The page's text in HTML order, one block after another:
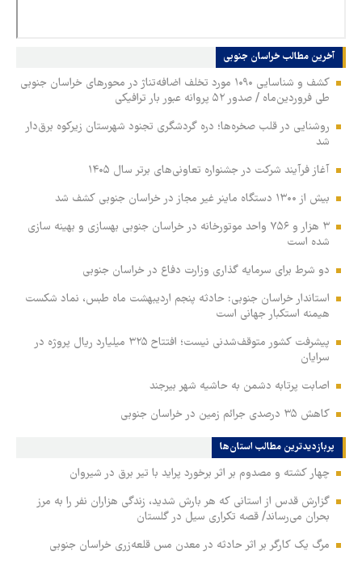
آخرین مطالب‏‏‏‏‏ خراسان جنوبی
کشف و شناسایی ۱۰۹۰ مورد تخلف اضافه‌تناژ در محورهای خراسان جنوبی
طی فروردین‌ماه / صدور ۵۲ پروانه عبور بار ترافیکی
روشنایی در قلب صخره‌ها؛ دره گردشگری تجنود شهرستان زیرکوه برق‌دار
شد
آغاز فرآیند شرکت در جشنواره تعاونی‌های برتر سال ۱۴۰۵
بیش از ۱۳۰۰ دستگاه ماینر غیر مجاز در خراسان جنوبی کشف شد
۳ هزار و ۷۵۶ واحد موتورخانه در خراسان جنوبی بهسازی و بهینه سازی
شده است
دو شرط برای سرمایه گذاری وزارت دفاع در خراسان جنوبی
استاندار خراسان جنوبی: حادثه پنجم اردیبهشت ماه طبس، نماد شکست
هیمنه استکبار جهانی است
پیشرفت کشور متوقف‌شدنی نیست؛ افتتاح ۳۲۵ میلیارد ریال پروژه در
سرایان
اصابت پرتابه دشمن به حاشیه شهر بیرجند
کاهش ۳۵ درصدی جرائم زمین در خراسان جنوبی
پربازدیدترین‌ مطالب استان‌ها
چهار کشته و مصدوم بر اثر برخورد پراید با تیر برق در شیروان
گزارش قدس از استانی که هر بارش شدید، زندگی هزاران نفر را به مرز
بحران می‌رساند/ قصه تکراری سیل در گلستان
مرگ یک کارگر بر اثر حادثه در معدن مس قلعه‌زری خراسان جنوبی